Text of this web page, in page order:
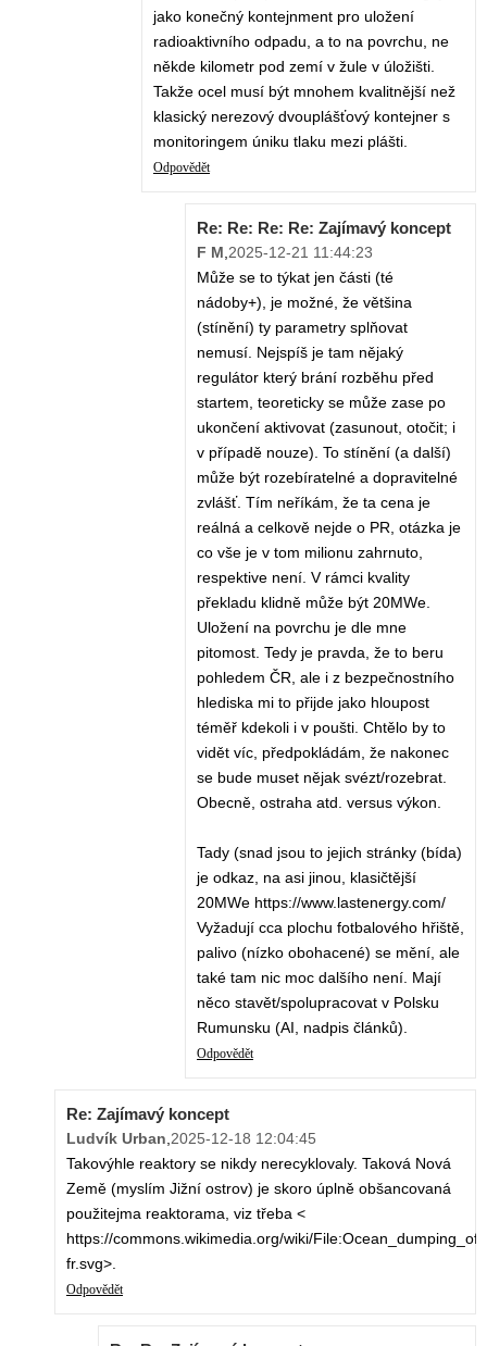
jako konečný kontejnment pro uložení
radioaktivního odpadu, a to na povrchu, ne
někde kilometr pod zemí v žule v úložišti.
Takže ocel musí být mnohem kvalitnější než
klasický nerezový dvouplášťový kontejner s
monitoringem úniku tlaku mezi plášti.
Odpovědět
Re: Re: Re: Re: Zajímavý koncept
F M 2025-12-21 11:44:23
Může se to týkat jen části (té
nádoby+), je možné, že většina
(stínění) ty parametry splňovat
nemusí. Nejspíš je tam nějaký
regulátor který brání rozběhu před
startem, teoreticky se může zase po
ukončení aktivovat (zasunout, otočit; i
v případě nouze). To stínění (a další)
může být rozebíratelné a dopravitelné
zvlášť. Tím neříkám, že ta cena je
reálná a celkově nejde o PR, otázka je
co vše je v tom milionu zahrnuto,
respektive není. V rámci kvality
překladu klidně může být 20MWe.
Uložení na povrchu je dle mne
pitomost. Tedy je pravda, že to beru
pohledem ČR, ale i z bezpečnostního
hlediska mi to přijde jako hloupost
téměř kdekoli i v poušti. Chtělo by to
vidět víc, předpokládám, že nakonec
se bude muset nějak svézt/rozebrat.
Obecně, ostraha atd. versus výkon.
Tady (snad jsou to jejich stránky (bída)
je odkaz, na asi jinou, klasičtější
20MWe https://www.lastenergy.com/
Vyžadují cca plochu fotbalového hřiště,
palivo (nízko obohacené) se mění, ale
také tam nic moc dalšího není. Mají
něco stavět/spolupracovat v Polsku
Rumunsku (AI, nadpis článků).
Odpovědět
Re: Zajímavý koncept
Ludvík Urban 2025-12-18 12:04:45
Takovýhle reaktory se nikdy nerecyklovaly. Taková Nová
Země (myslím Jižní ostrov) je skoro úplně obšancovaná
použitejma reaktorama, viz třeba <
https://commons.wikimedia.org/wiki/
fr.svg>.
Odpovědět